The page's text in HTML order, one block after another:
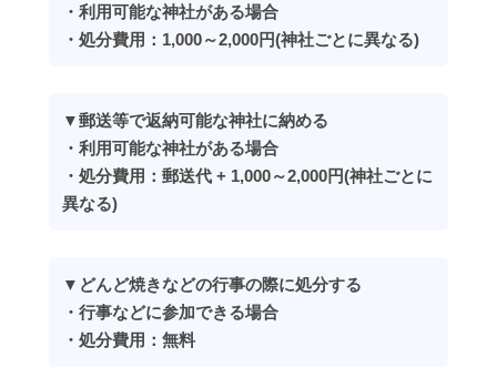
・利用可能な神社がある場合
・処分費用：1,000～2,000円(神社ごとに異なる)
▼郵送等で返納可能な神社に納める
・利用可能な神社がある場合
・処分費用：郵送代 + 1,000～2,000円(神社ごとに
異なる)
▼どんど焼きなどの行事の際に処分する
・行事などに参加できる場合
・処分費用：無料